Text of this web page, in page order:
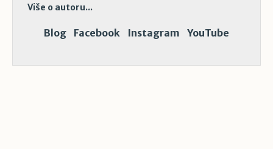
Više o autoru...
Blog Facebook Instagram YouTube